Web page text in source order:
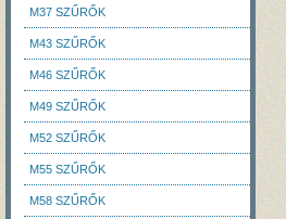
M37 SZŰRŐK
M43 SZŰRŐK
M46 SZŰRŐK
M49 SZŰRŐK
M52 SZŰRŐK
M55 SZŰRŐK
M58 SZŰRŐK